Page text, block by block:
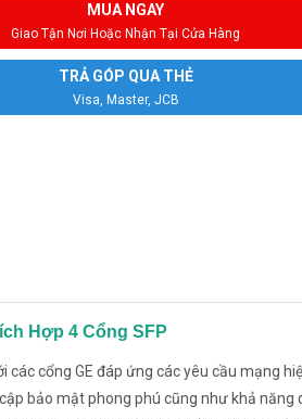
MUA NGAY
Giao Tận Nơi Hoặc Nhận Tại Cửa Hàng
TRẢ GÓP QUA THẺ
Visa, Master, JCB
Hợp 4 Cổng SFP
các cổng GE đáp ứng các yêu cầu mạng
bảo mật phong phú cũng như khả năng